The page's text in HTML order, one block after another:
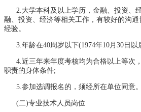
2.大学本科及以上学历，金融、投资、
融、投资、经济等相关工作，有较好的沟
经验。
3.年龄在40周岁以下(1974年10月30日以
4.近三年来年度考核均为合格以上等次
职责的身体条件;
5.参加选调报名的，须经所在单位同意。
(二)专业技术人员岗位